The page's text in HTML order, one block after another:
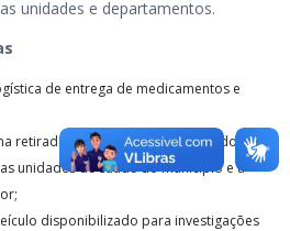
unidades e departamentos.
de entrega de medicamentos e
retirada de vacinas junto ao estado, na
unidades de saúde do município e a
disponibilizado para investigações